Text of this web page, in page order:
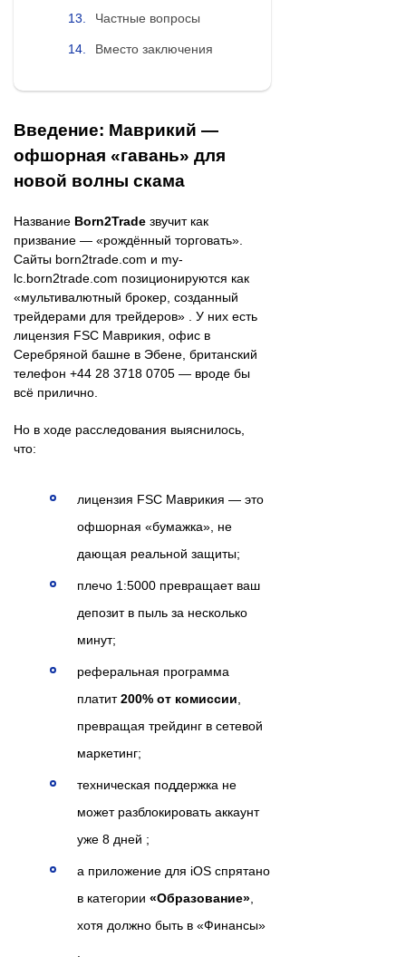
Частные вопросы
Вместо заключения
Введение: Маврикий —
офшорная «гавань» для
новой волны скама
Название Born2Trade звучит как
призвание — «рождённый торговать».
Сайты born2trade.com и my-
lc.born2trade.com позиционируются как
«мультивалютный брокер, созданный
трейдерами для трейдеров» . У них есть
лицензия FSC Маврикия, офис в
Серебряной башне в Эбене, британский
телефон +44 28 3718 0705 — вроде бы
всё прилично.
Но в ходе расследования выяснилось,
что:
лицензия FSC Маврикия — это
офшорная «бумажка», не
дающая реальной защиты;
плечо 1:5000 превращает ваш
депозит в пыль за несколько
минут;
реферальная программа
платит200% от комиссии
превращая трейдинг в сетевой
маркетинг;
техническая поддержка не
может разблокировать аккаунт
уже 8 дней ;
а приложение для iOS спрятано
в категории «Образование»
хотя должно быть в «Финансы»